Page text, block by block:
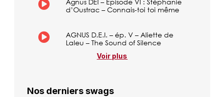
d’Oustrac – Connais-toi toi même
AGNUS D.E.I. – ép. V – Aliette de
Laleu – The Sound of Silence
Voir plus
Nos derniers swags